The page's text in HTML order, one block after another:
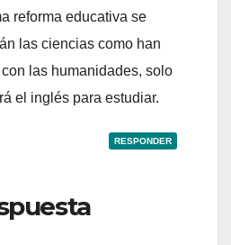
reforma educativa se
las ciencias como han
con las humanidades, solo
el inglés para estudiar.
RESPONDER